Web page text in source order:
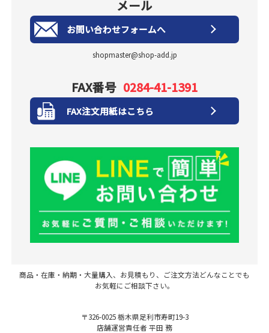
メール
お問い合わせフォームへ
shopmaster@shop-add.jp
FAX番号 0284-41-1391
FAX注文用紙はこちら
商品・在庫・納期・大量購入、お見積もり、ご注文方法どんなことでも
お気軽にご相談下さい。
〒326-0025 栃木県足利市寿町19-3
店舗運営責任者 平田 務